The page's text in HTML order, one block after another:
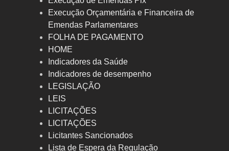
Execução Orçamentária e Financeira de
Emendas Parlamentares
FOLHA DE PAGAMENTO
HOME
Indicadores da Saúde
Indicadores de desempenho
LEGISLAÇÃO
LEIS
LICITAÇÕES
LICITAÇÕES
Licitantes Sancionados
Lista de Espera da Regulação